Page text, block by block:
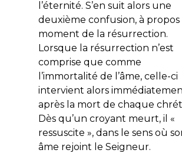
l’éternité. S’en suit alors une
deuxième confusion, à propos
moment de la résurrection.
Lorsque la résurrection n’est
comprise que comme
l’immortalité de l’âme, celle-ci
intervient alors
après la mort de chaque
Dès qu’un croyant meurt, il «
ressuscite », dans le sens où
âme rejoint le Seigneur.